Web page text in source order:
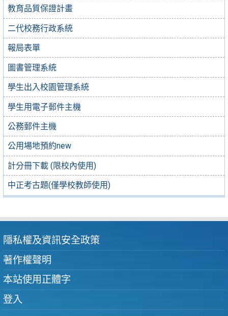
教育品質保證計畫
二代校務行政系統
報局表單
圖書管理系統
學生出入校園管理系統
學生用電子郵件主機
公務郵件主機
公用場地預約new
計分冊下載 (限校內使用)
中正考古題(僅學校教師使用)
隱私權及資訊安全政策
著作權聲明
本站使用正體字
登入